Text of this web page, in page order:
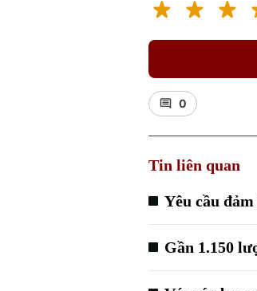
0
Tin liên quan
Yêu cầu
Gần 1.150